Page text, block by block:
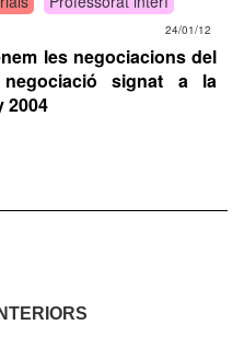
24/01/12
les negociacions del
signat a la
2004